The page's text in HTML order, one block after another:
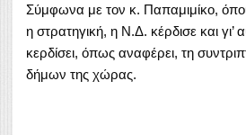
Σύμφωνα με τον κ. Παπαμιμίκο,
η στρατηγική, η Ν.Δ. κέρδισε και γι’
κερδίσει, όπως αναφέρει, τη
δήμων της χώρας.